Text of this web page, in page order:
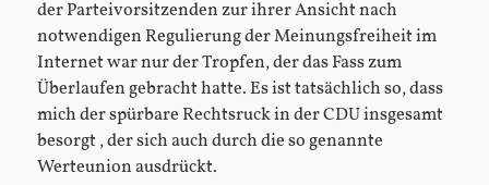
der Parteivorsitzenden zur ihrer Ansicht nach
notwendigen Regulierung der Meinungsfreiheit im
Internet war nur der Tropfen, der das Fass zum
Überlaufen gebracht hatte. Es ist tatsächlich so, dass
mich der spürbare Rechtsruck in der CDU insgesamt
besorgt , der sich auch durch die so genannte
Werteunion ausdrückt.